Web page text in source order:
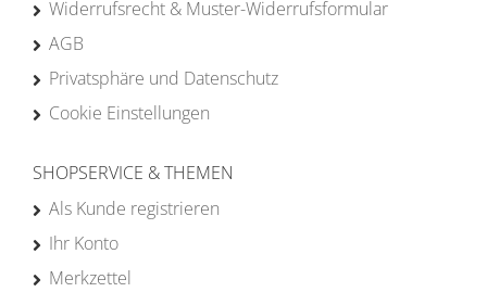
Widerrufsrecht & Muster-Widerrufsformular
AGB
Privatsphäre und Datenschutz
Cookie Einstellungen
SHOPSERVICE & THEMEN
Als Kunde registrieren
Ihr Konto
Merkzettel